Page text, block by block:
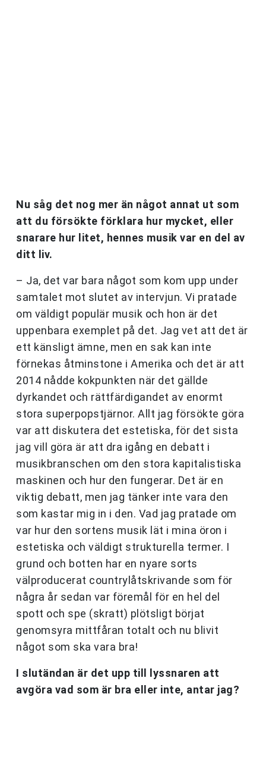
Nu såg det nog mer än något annat ut som
att du försökte förklara hur mycket, eller
snarare hur litet, hennes musik var en del av
ditt liv.
– Ja, det var bara något som kom upp under
samtalet mot slutet av intervjun. Vi pratade
om väldigt populär musik och hon är det
uppenbara exemplet på det. Jag vet att det är
ett känsligt ämne, men en sak kan inte
förnekas åtminstone i Amerika och det är att
2014 nådde kokpunkten när det gällde
dyrkandet och rättfärdigandet av enormt
stora superpopstjärnor. Allt jag försökte göra
var att diskutera det estetiska, för det sista
jag vill göra är att dra igång en debatt i
musikbranschen om den stora kapitalistiska
maskinen och hur den fungerar. Det är en
viktig debatt, men jag tänker inte vara den
som kastar mig in i den. Vad jag pratade om
var hur den sortens musik lät i mina öron i
estetiska och väldigt strukturella termer. I
grund och botten har en nyare sorts
välproducerat countrylåtskrivande som för
några år sedan var föremål för en hel del
spott och spe (skratt) plötsligt börjat
genomsyra mittfåran totalt och nu blivit
något som ska vara bra!
I slutändan är det upp till lyssnaren att
avgöra vad som är bra eller inte, antar jag?